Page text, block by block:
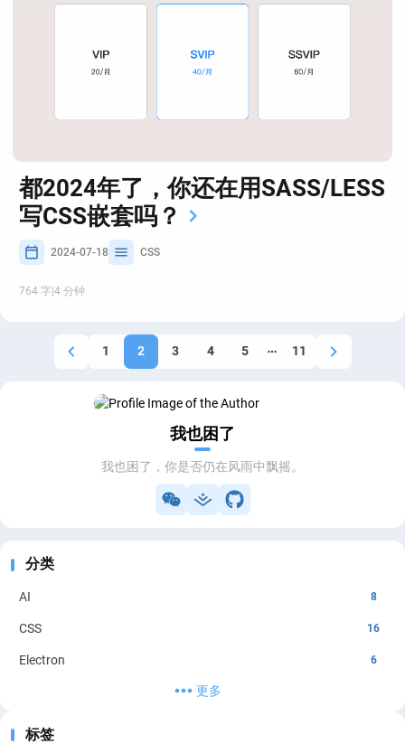
我也困了
我也困了，你是否仍在风雨中飘摇。
分类
AI 8
CSS 16
Electron 6
Golang
更多
标签
都2024年了，你还在用SASS/LESS
写CSS嵌套吗？
2024-07-18 CSS
764 字 4 分钟
1 2 3 4 5 11